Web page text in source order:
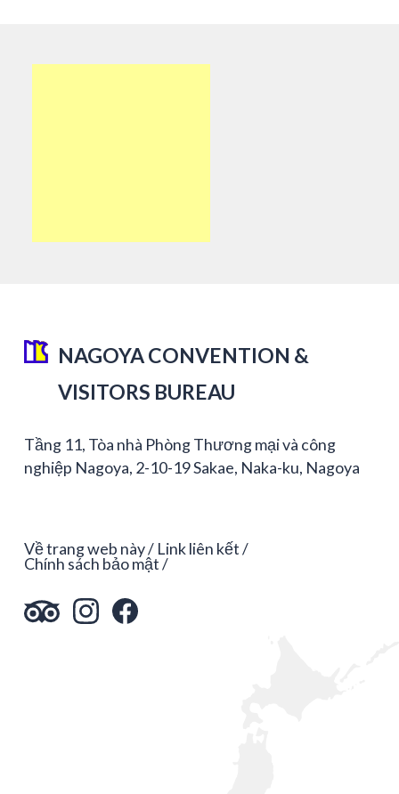
NAGOYA CONVENTION &
VISITORS BUREAU
Tầng 11, Tòa nhà Phòng Thương mại và công
nghiệp Nagoya, 2-10-19 Sakae, Naka-ku, Nagoya
Về trang web này Link liên kết
Chính sách bảo mật